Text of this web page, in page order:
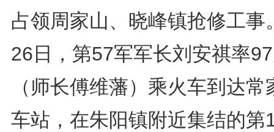
占领周家山、晓峰镇抢修工事
26日，第57军军长刘安祺率
（师长傅维藩）乘火车到达常
车站，在朱阳镇附近集结的第